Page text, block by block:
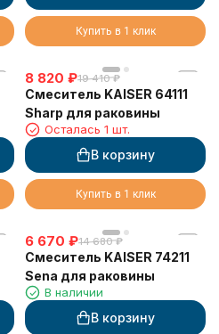
Купить в 1 клик
8 820 ₽19 410 ₽
Смеситель KAISER 64111
Sharp для раковины
Осталась 1 шт.
В корзину
Купить в 1 клик
6 670 ₽14 680 ₽
Смеситель KAISER 74211
Sena для раковины
В наличии
В корзину